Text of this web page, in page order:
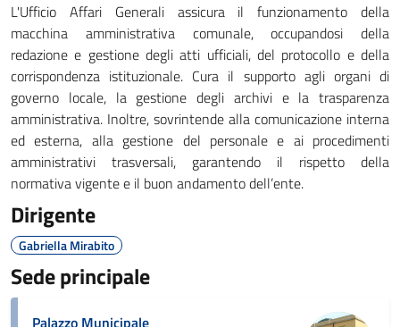
L'Ufficio Affari Generali assicura il funzionamento della
macchina amministrativa comunale, occupandosi della
redazione e gestione degli atti ufficiali, del protocollo e della
corrispondenza istituzionale. Cura il supporto agli organi di
governo locale, la gestione degli archivi e la trasparenza
amministrativa. Inoltre, sovrintende alla comunicazione interna
ed esterna, alla gestione del personale e ai procedimenti
amministrativi trasversali, garantendo il rispetto della
normativa vigente e il buon andamento dell’ente.
Dirigente
Gabriella Mirabito
Sede principale
Palazzo Municipale